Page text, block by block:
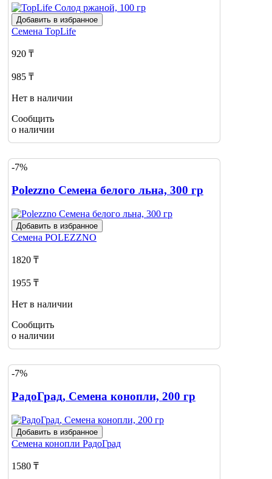
Добавить в избранное
Семена TopLife
920 ₸
985 ₸
Нет в наличии
Сообщить
о наличии
-7%
Polezzno Семена белого льна, 300 гр
Добавить в избранное
Семена POLEZZNO
1820 ₸
1955 ₸
Нет в наличии
Сообщить
о наличии
-7%
РадоГрад, Семена конопли, 200 гр
Добавить в избранное
Семена конопли РадоГрад
1580 ₸